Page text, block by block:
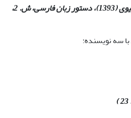
انوری، حسن و حسن احمدی گیوی (1393)، دستور زبان فارسی، ش. 2،